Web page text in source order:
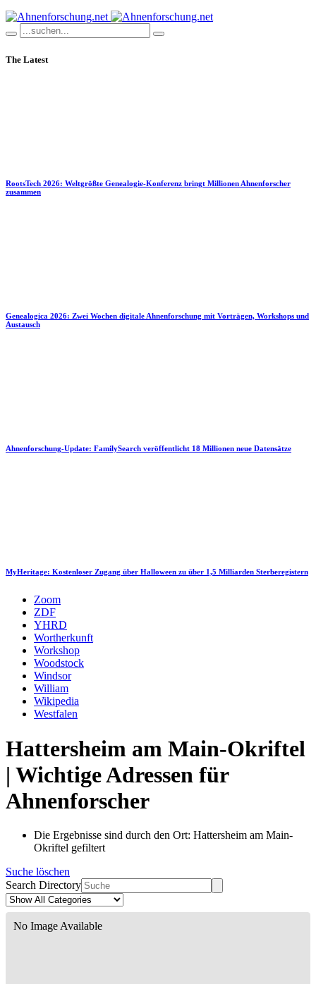
The Latest
RootsTech 2026: Weltgrößte Genealogie-Konferenz bringt Millionen Ahnenforscher
zusammen
Genealogica 2026: Zwei Wochen digitale Ahnenforschung mit Vorträgen, Workshops und
Austausch
Ahnenforschung-Update: FamilySearch veröffentlicht 18 Millionen neue Datensätze
MyHeritage: Kostenloser Zugang über Halloween zu über 1,5 Milliarden Sterberegistern
Zoom
ZDF
YHRD
Wortherkunft
Workshop
Woodstock
Windsor
William
Wikipedia
Westfalen
Hattersheim am Main-Okriftel
| Wichtige Adressen für
Ahnenforscher
Die Ergebnisse sind durch den Ort: Hattersheim am Main-
Okriftel gefiltert
Suche löschen
Search Directory
No Image Available